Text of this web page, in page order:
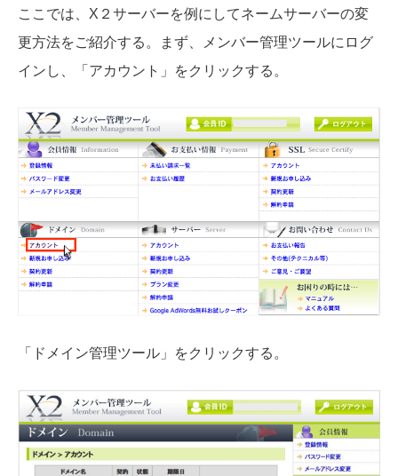
ここでは、X２サーバーを例にしてネームサーバーの変
更方法をご紹介する。まず、メンバー管理ツールにログ
インし、「アカウント」をクリックする。
「ドメイン管理ツール」をクリックする。